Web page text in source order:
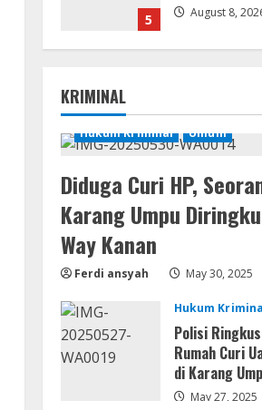
5 August 8,
1 August 9, 2026
2
Umum
Satreskrim
Ungkap Kasus
terhadap
August 9, 2026
Uncharted:
Collection
2026
August 9,
KRIMINAL
Hukum Kriminal Umum
Diduga Curi HP,
Karang Umpu
Way Kanan
Ferdi ansyah May 30, 2025
Hukum
Polisi
Rumah Curi
di Karang
May 27, 2025